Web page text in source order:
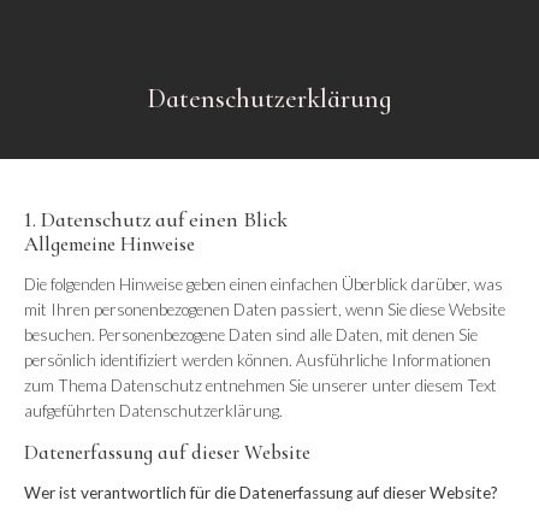
Datenschutzerklärung
1. Datenschutz auf einen Blick
Allgemeine Hinweise
Die folgenden Hinweise geben einen einfachen Überblick darüber, was
mit Ihren personenbezogenen Daten passiert, wenn Sie diese Website
besuchen. Personenbezogene Daten sind alle Daten, mit denen Sie
persönlich identifiziert werden können. Ausführliche Informationen
zum Thema Datenschutz entnehmen Sie unserer unter diesem Text
aufgeführten Datenschutzerklärung.
Datenerfassung auf dieser Website
Wer ist verantwortlich für die Datenerfassung auf dieser Website?